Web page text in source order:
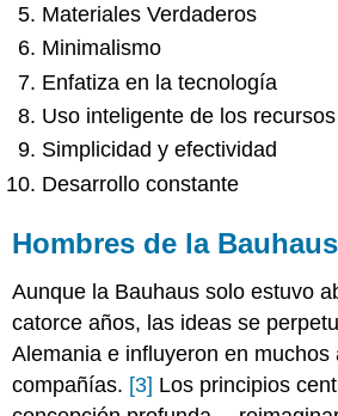
Materiales Verdaderos
Minimalismo
Enfatiza en la tecnología
Uso inteligente de los recursos
Simplicidad y efectividad
Desarrollo constante
Hombres de la Bauhaus
Aunque la Bauhaus solo estuvo
catorce años, las ideas se
Alemania e influyeron en muchos
compañías. [3] Los principios